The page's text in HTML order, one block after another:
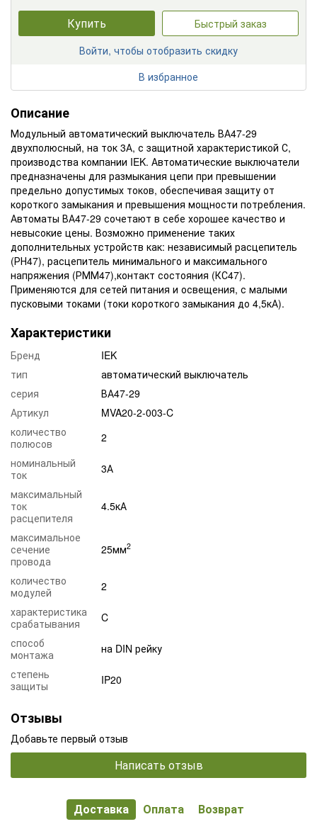
Купить
Быстрый заказ
Войти, чтобы отобразить скидку
В избранное
Описание
Модульный автоматичеcкий выключатель ВА47-29
двухполюсный, на ток 3А, с защитной характеристикой С,
производства компании IEK. Автоматические выключатели
предназначены для размыкания цепи при превышении
предельно допустимых токов, обеспечивая защиту от
короткого замыкания и превышения мощности потребления.
Автоматы ВА47-29 сочетают в себе хорошее качество и
невысокие цены. Возможно применение таких
дополнительных устройств как: независимый расцепитель
(РН47), расцепитель минимального и максимального
напряжения (РММ47),контакт состояния (КС47).
Применяются для сетей питания и освещения, с малыми
пусковыми токами (токи короткого замыкания до 4,5кА).
Характеристики
Бренд
IEK
тип
автоматический выключатель
серия
ВА47-29
Артикул
MVA20-2-003-C
количество
полюсов
2
номинальный
ток
3А
максимальный
ток
расцепителя
4.5кА
максимальное
сечение
провода
25мм2
количество
модулей
2
характеристика
срабатывания
C
способ
монтажа
на DIN рейку
степень
защиты
IP20
Отзывы
Добавьте первый отзыв
Написать отзыв
Доставка Оплата Возврат